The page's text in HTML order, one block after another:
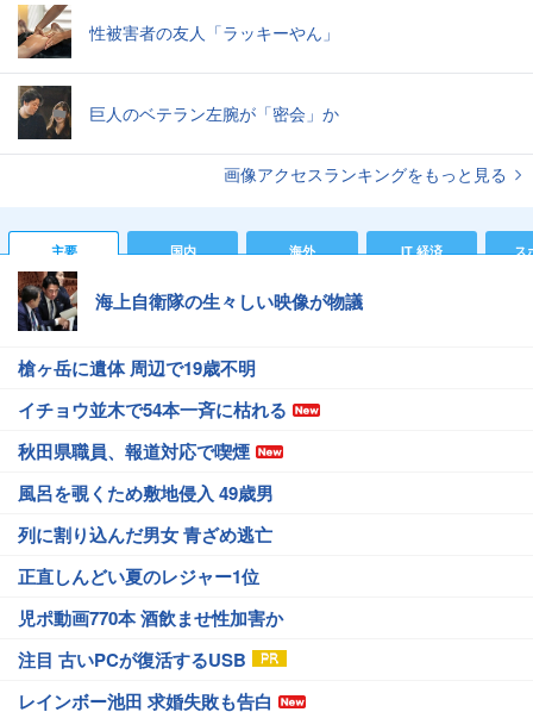
性被害者の友人「ラッキーやん」
巨人のベテラン左腕が「密会」か
画像アクセスランキングをもっと見る
主要 国内 海外 IT 経済 ス
海上自衛隊の生々しい映像が物議
槍ヶ岳に遺体 周辺で19歳不明
イチョウ並木で54本一斉に枯れる
秋田県職員、報道対応で喫煙
風呂を覗くため敷地侵入 49歳男
列に割り込んだ男女 青ざめ逃亡
正直しんどい夏のレジャー1位
児ポ動画770本 酒飲ませ性加害か
注目 古いPCが復活するUSB
レインボー池田 求婚失敗も告白